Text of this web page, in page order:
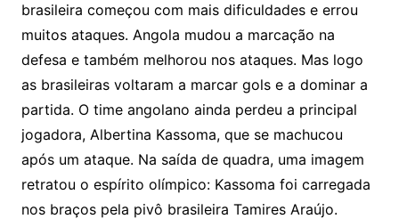
brasileira começou com mais dificuldades e errou
muitos ataques. Angola mudou a marcação na
defesa e também melhorou nos ataques. Mas logo
as brasileiras voltaram a marcar gols e a dominar a
partida. O time angolano ainda perdeu a principal
jogadora, Albertina Kassoma, que se machucou
após um ataque. Na saída de quadra, uma imagem
retratou o espírito olímpico: Kassoma foi carregada
nos braços pela pivô brasileira Tamires Araújo.